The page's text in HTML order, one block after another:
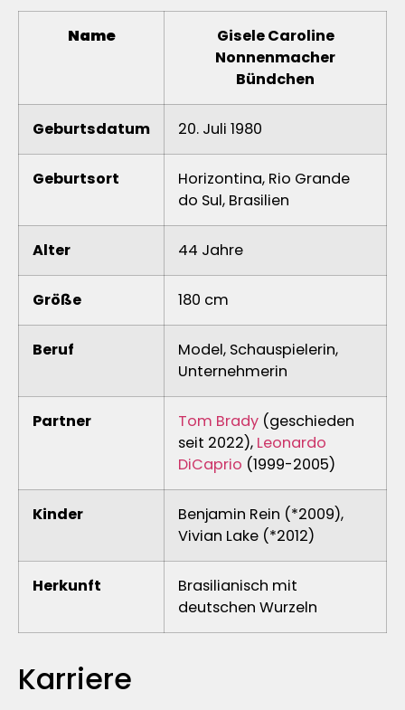
Name
Gisele Caroline
Nonnenmacher
Bündchen
Geburtsdatum 20. Juli 1980
Geburtsort
Horizontina, Rio Grande
do Sul, Brasilien
Alter 44 Jahre
Größe 180 cm
Beruf
Model, Schauspielerin,
Unternehmerin
Partner Tom Brady (geschieden
seit 2022), Leonardo
DiCaprio (1999-2005)
Kinder
Benjamin Rein (*2009),
Vivian Lake (*2012)
Herkunft
Brasilianisch mit
deutschen Wurzeln
Karriere